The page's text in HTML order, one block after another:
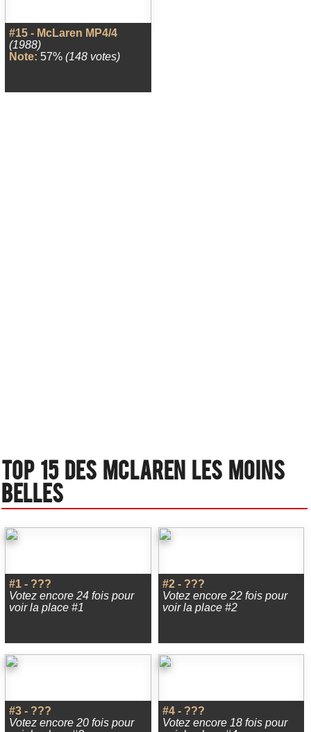
#15 - McLaren MP4/4
(1988)
Note: 57% (148 votes)
Top 15 des Mclaren les moins
belles
#1 - ???
Votez encore 24 fois pour
voir la place #1
#2 - ???
Votez encore 22 fois pour
voir la place #2
#3 - ???
Votez encore 20 fois pour
#4 - ???
Votez encore 18 fois pour